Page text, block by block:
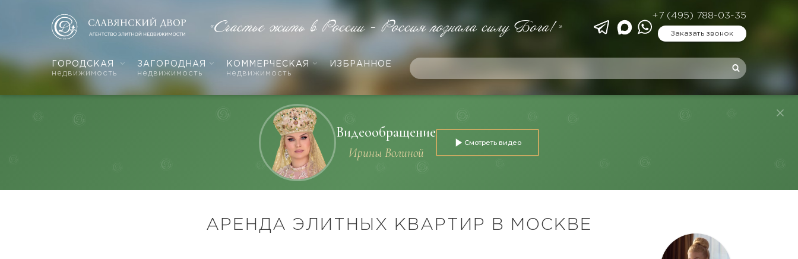
ГОРОДСКАЯ
недвижимость
ЗАГОРОДНАЯ
недвижимость
КОММЕРЧЕСКАЯ
недвижимость
ИЗБРАННОЕ
«Счастье жить в России - Россия познала силу Бога!»
+7 (495) 788-03-35
Заказать звонок
Видеообращение
Ирины Волиной
Смотреть видео
АРЕНДА ЭЛИТНЫХ КВАРТИР В МОСКВЕ